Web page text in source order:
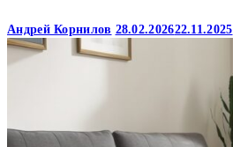
Андрей Корнилов 28.02.202622.11.2025